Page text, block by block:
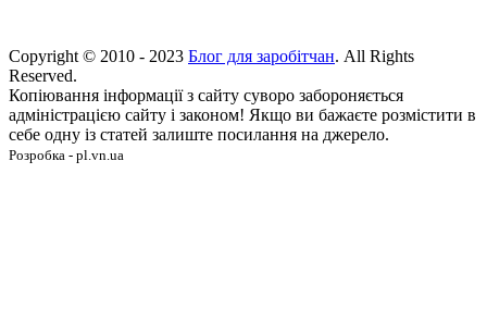
Copyright © 2010 - 2023 Блог для заробітчан. All Rights
Reserved.
Копіювання інформації з сайту суворо забороняється
адміністрацією сайту і законом! Якщо ви бажаєте розмістити в
себе одну із статей залиште посилання на джерело.
Розробка - pl.vn.ua